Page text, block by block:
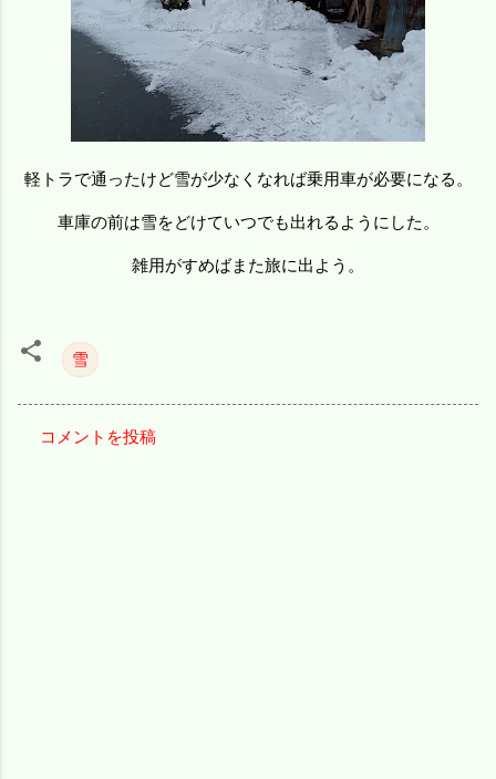
軽トラで通ったけど雪が少なくなれば乗用車が必要になる。
車庫の前は雪をどけていつでも出れるようにした。
雑用がすめばまた旅に出よう。
雪
コメントを投稿